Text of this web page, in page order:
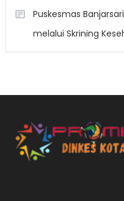
Puskesmas
melalui Skrining